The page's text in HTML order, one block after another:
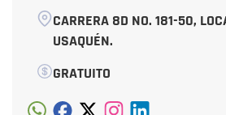
CARRERA 8D NO. 181-50,
USAQUÉN.
GRATUITO